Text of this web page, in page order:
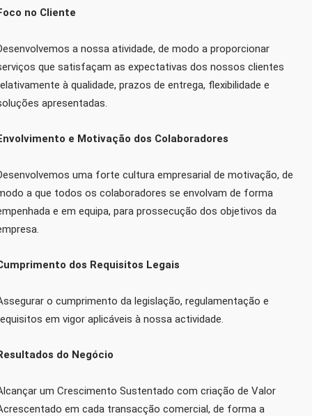
no Cliente
a nossa atividade, de modo a proporcionar
que satisfaçam as expectativas dos nossos clientes
à qualidade, prazos de entrega, flexibilidade e
apresentadas.
e Motivação dos Colaboradores
uma forte cultura empresarial de motivação, de
a que todos os colaboradores se envolvam de forma
e em equipa, para prossecução dos objetivos da
dos Requisitos Legais
o cumprimento da legislação, regulamentação e
em vigor aplicáveis à nossa actividade.
do Negócio
um Crescimento Sustentado com criação de Valor
em cada transacção comercial, de forma a